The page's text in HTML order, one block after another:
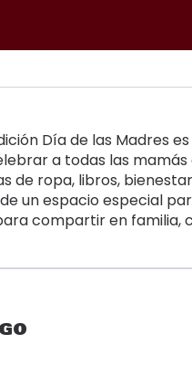
Día de las Madres
a todas las
de ropa, libros,
un espacio especial
compartir en